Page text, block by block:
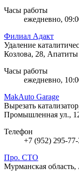
Часы работы
ежедневно,
Филиал Адакт
Удаление
Козлова, 28, Апатиты
Часы работы
ежедневно,
MakAuto Garage
Вырезать
Промышленная ул.,
Телефон
+7 (952) 295-77-
Про. СТО
Мурманская